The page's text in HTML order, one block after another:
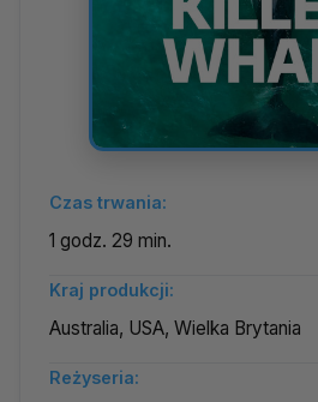
Czas trwania:
1 godz. 29 min.
Kraj produkcji:
Australia, USA, Wielka Brytania
Reżyseria: